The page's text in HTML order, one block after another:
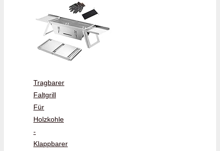
Tragbarer
Faltgrill
Für
Holzkohle
-
Klappbarer